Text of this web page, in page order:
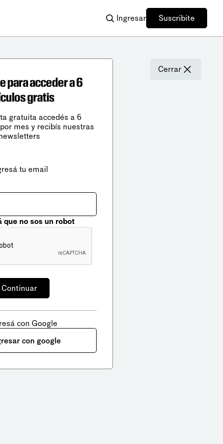
Ingresar Suscribite
Cerrar
para acceder a 6
gratis
gratuita accedés a 6
mes y recibís nuestras
tu email
que no sos un robot
con Google
con google